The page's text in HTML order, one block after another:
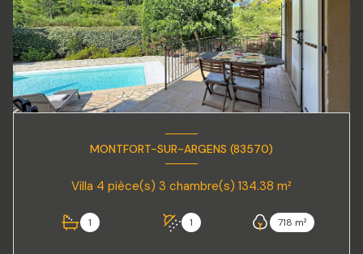
MONTFORT-SUR-ARGENS (83570)
Villa 4 pièce(s) 3 chambre(s) 134.38 m²
1 1 718 m²